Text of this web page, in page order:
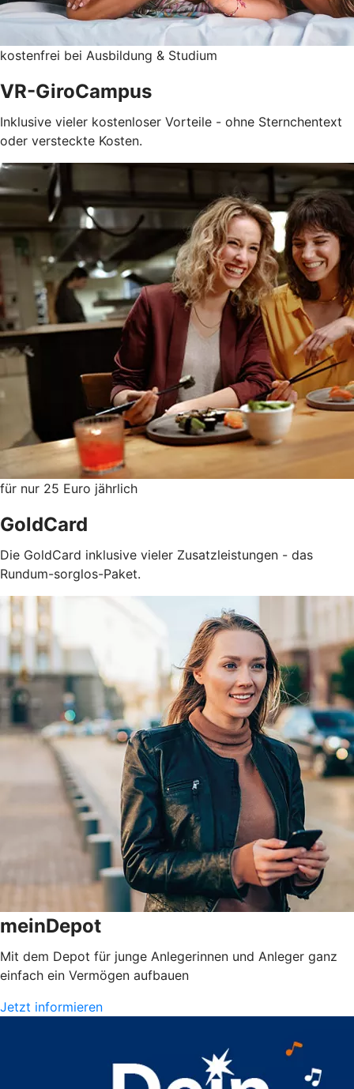
kostenfrei bei Ausbildung & Studium
VR-GiroCampus
Inklusive vieler kostenloser Vorteile - ohne Sternchentext
oder versteckte Kosten.
für nur 25 Euro jährlich
GoldCard
Die GoldCard inklusive vieler Zusatzleistungen - das
Rundum-sorglos-Paket.
meinDepot
Mit dem Depot für junge Anlegerinnen und Anleger ganz
einfach ein Vermögen aufbauen
Jetzt informieren